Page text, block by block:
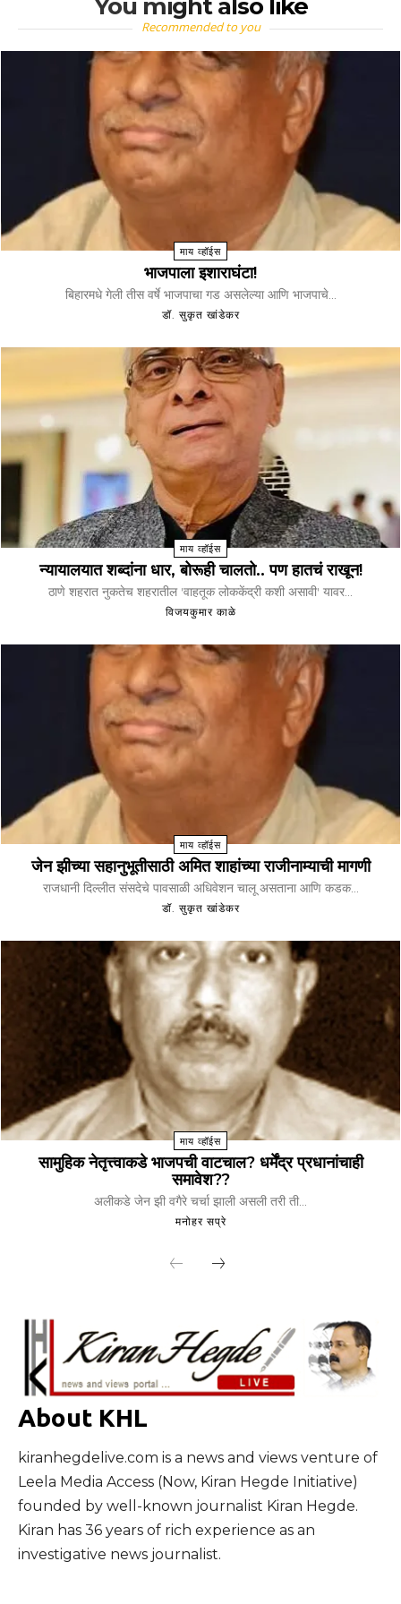
You might also like
Recommended to you
माय व्हॉईस
भाजपाला इशाराघंटा!
बिहारमधे गेली तीस वर्षे भाजपाचा गड असलेल्या आणि भाजपाचे...
डॉ. सुकृत खांडेकर
माय व्हॉईस
न्यायालयात शब्दांना धार, बोरूही चालतो.. पण हातचं राखून!
ठाणे शहरात नुकतेच शहरातील 'वाहतूक लोककेंद्री कशी असावी' यावर...
विजयकुमार काळे
माय व्हॉईस
जेन झीच्या सहानुभूतीसाठी अमित शाहांच्या राजीनाम्याची मागणी
राजधानी दिल्लीत संसदेचे पावसाळी अधिवेशन चालू असताना आणि कडक...
डॉ. सुकृत खांडेकर
माय व्हॉईस
सामुहिक नेतृत्त्वाकडे भाजपची वाटचाल? धर्मेंद्र प्रधानांचाही
समावेश??
अलीकडे जेन झी वगैरे चर्चा झाली असली तरी ती...
मनोहर सप्रे
About KHL
kiranhegdelive.com is a news and views venture of
Leela Media Access (Now, Kiran Hegde Initiative)
founded by well-known journalist Kiran Hegde.
Kiran has 36 years of rich experience as an
investigative news journalist.